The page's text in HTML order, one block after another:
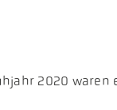
2020